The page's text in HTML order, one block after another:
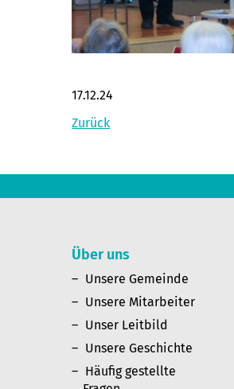
17.12.24
Zurück
Über uns
Unsere Gemeinde
Unsere Mitarbeiter
Unser Leitbild
Unsere Geschichte
Häufig gestellte